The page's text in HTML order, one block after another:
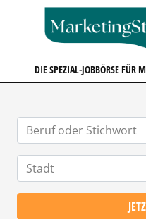
DIE SPEZIAL-JOBBÖRSE FÜR